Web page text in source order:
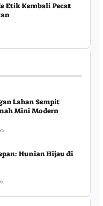
Etik Kembali Pecat
Lahan Sempit
Mini Modern
Hunian Hijau di